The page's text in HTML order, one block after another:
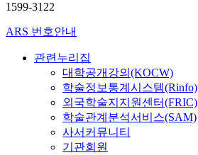
보
원
1599-3122
ARS 번호안내
관련누리집
대학공개강의(KOCW)
학술정보통계시스템(Rinfo)
외국학술지지원센터(FRIC)
학술관계분석서비스(SAM)
사서커뮤니티
기관회원